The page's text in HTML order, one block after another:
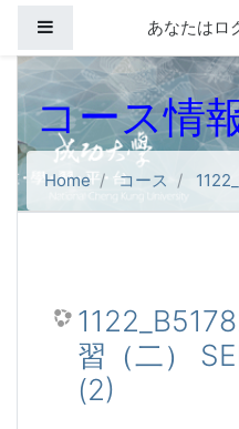
サイドパネルあなたはロ
コース情
Home コース
習（二）
(2)